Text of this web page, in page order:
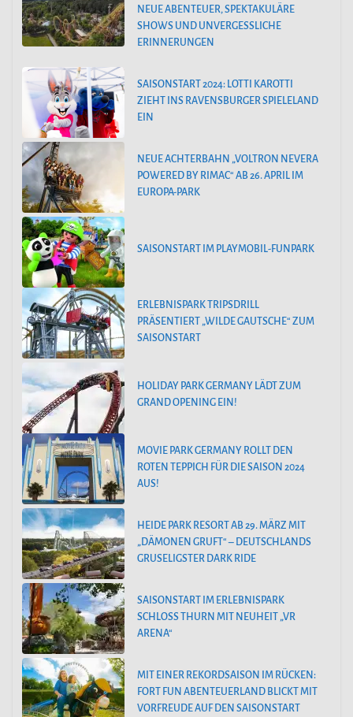
NEUE ABENTEUER, SPEKTAKULÄRE
SHOWS UND UNVERGESSLICHE
ERINNERUNGEN
SAISONSTART 2024: LOTTI KAROTTI
ZIEHT INS RAVENSBURGER SPIELELAND
EIN
NEUE ACHTERBAHN „VOLTRON NEVERA
POWERED BY RIMAC“ AB 26. APRIL IM
EUROPA-PARK
SAISONSTART IM PLAYMOBIL-FUNPARK
ERLEBNISPARK TRIPSDRILL
PRÄSENTIERT „WILDE GAUTSCHE“ ZUM
SAISONSTART
HOLIDAY PARK GERMANY LÄDT ZUM
GRAND OPENING EIN!
MOVIE PARK GERMANY ROLLT DEN
ROTEN TEPPICH FÜR DIE SAISON 2024
AUS!
HEIDE PARK RESORT AB 29. MÄRZ MIT
„DÄMONEN GRUFT“ – DEUTSCHLANDS
GRUSELIGSTER DARK RIDE
SAISONSTART IM ERLEBNISPARK
SCHLOSS THURN MIT NEUHEIT „VR
ARENA“
MIT EINER REKORDSAISON IM RÜCKEN:
FORT FUN ABENTEUERLAND BLICKT MIT
VORFREUDE AUF DEN SAISONSTART